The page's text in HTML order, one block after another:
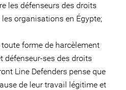
les défenseurs des droits
organisations en Égypte;
forme de harcèlement
défenseur-ses des droits
Line Defenders pense que
de leur travail légitime et